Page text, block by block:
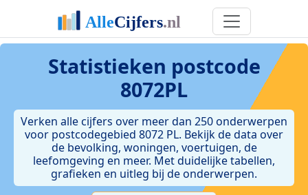
Statistieken postcode
8072PL
Verken alle cijfers over meer dan 250 onderwerpen
voor postcodegebied 8072 PL. Bekijk de data over
de bevolking, woningen, voertuigen, de
leefomgeving en meer. Met duidelijke tabellen,
grafieken en uitleg bij de onderwerpen.